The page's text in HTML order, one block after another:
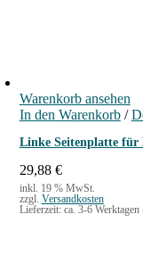
Warenkorb ansehen
In den Warenkorb /
Linke Seitenplatte für
29,88 €
inkl. 19 % MwSt.
zzgl. Versandkosten
Lieferzeit: ca. 3-6